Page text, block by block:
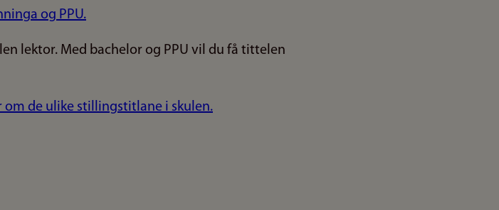
og PPU.
lektor. Med bachelor og PPU vil du få tittelen
om de ulike stillingstitlane i skulen.